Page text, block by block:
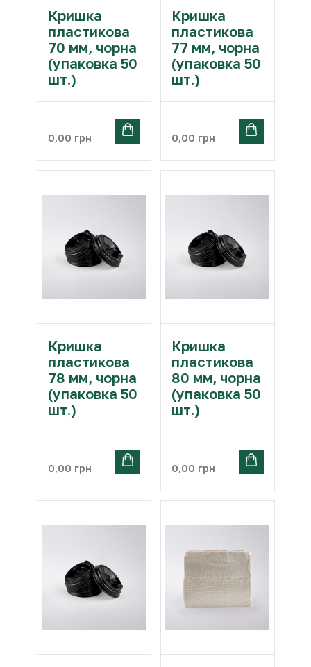
Кришка
пластикова
70 мм, чорна
(упаковка 50
шт.)
0,00 грн
Кришка
пластикова
77 мм, чорна
(упаковка 50
шт.)
0,00 грн
Кришка
пластикова
78 мм, чорна
(упаковка 50
шт.)
0,00 грн
Кришка
пластикова
80 мм, чорна
(упаковка 50
шт.)
0,00 грн